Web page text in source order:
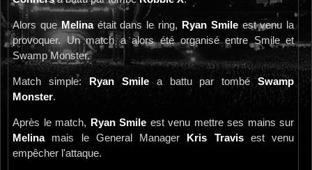
Alors que Melinaétait dans le ring, Ryan Smileest venu la
provoquer. Un match a alors été organisé entre Smile et
Swamp Monster.
Match simple:Ryan Smilea battu par tombéSwamp
Monster.
Après le match, Ryan Smile est venu mettre ses mains sur
Melinamais le General Manager Kris Travisest venu
empêcher l'attaque.